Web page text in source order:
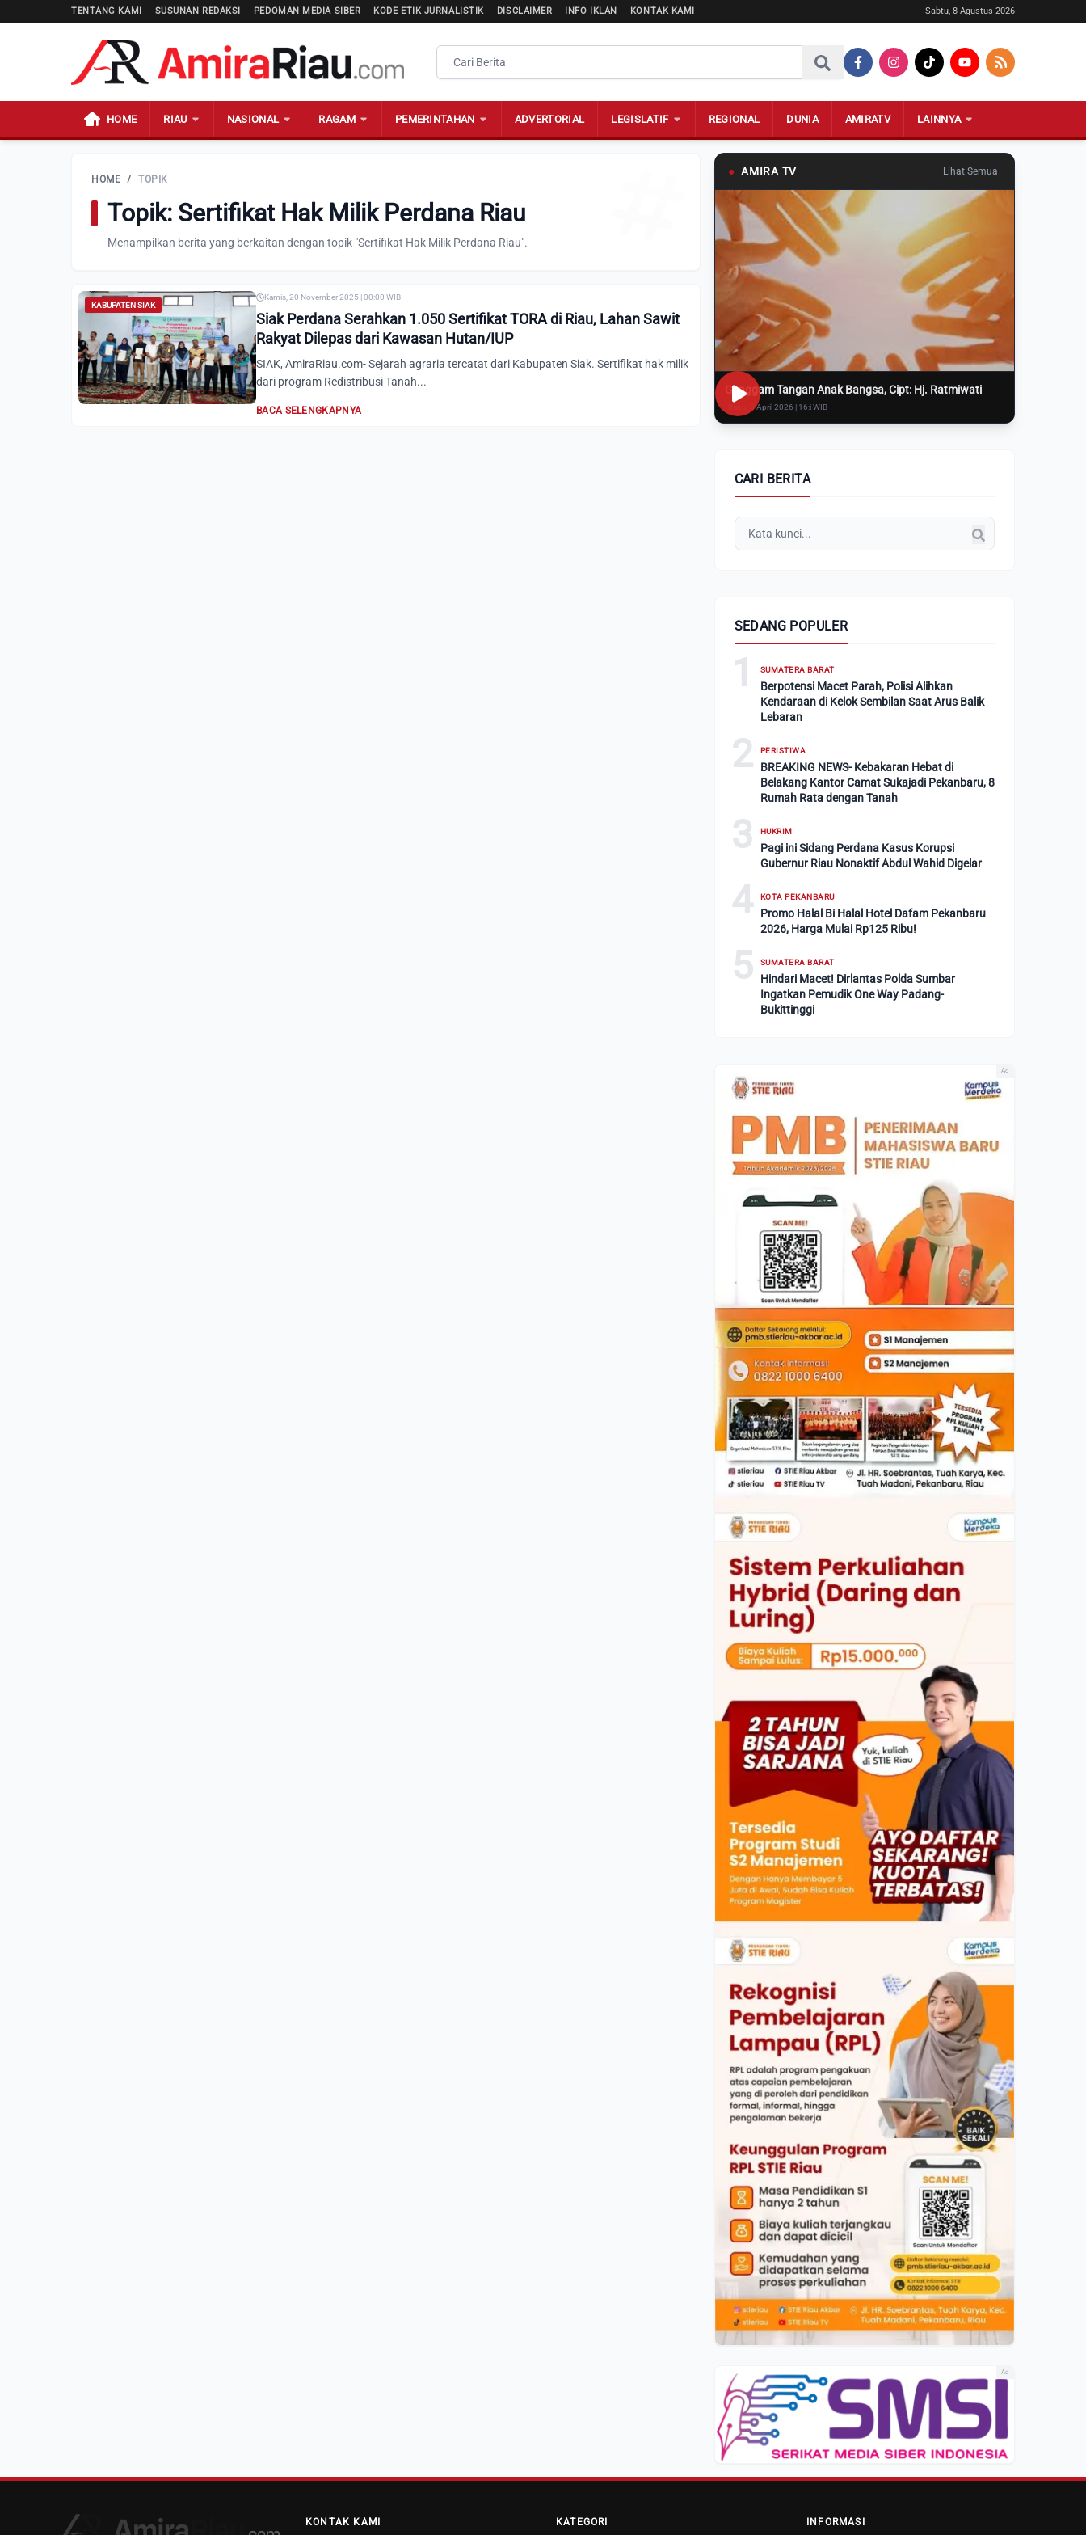
TENTANG KAMI SUSUNAN REDAKSI PEDOMAN MEDIA SIBER KODE ETIK JURNALISTIK DISCLAIMER INFO IKLAN KONTAK KAMI Sabtu, 8 Agustus 2026
HOME RIAU NASIONAL RAGAM PEMERINTAHAN ADVERTORIAL LEGISLATIF REGIONAL DUNIA AMIRATV LAINNYA
HOME / TOPIK
Topik: Sertifikat Hak Milik Perdana Riau
Menampilkan berita yang berkaitan dengan topik "Sertifikat Hak Milik Perdana Riau".
KABUPATEN SIAK
Kamis, 20 November 2025 | 00:00 WIB
Siak Perdana Serahkan 1.050 Sertifikat TORA di Riau, Lahan Sawit
Rakyat Dilepas dari Kawasan Hutan/IUP
SIAK, AmiraRiau.com- Sejarah agraria tercatat dari Kabupaten Siak. Sertifikat hak milik
dari program Redistribusi Tanah...
BACA SELENGKAPNYA
● AMIRA TV Lihat Semua
Genggam Tangan Anak Bangsa, Cipt: Hj. Ratmiwati
Rabu, 8 April 2026 | 16:i WIB
CARI BERITA
SEDANG POPULER
1 SUMATERA BARAT
Berpotensi Macet Parah, Polisi Alihkan
Kendaraan di Kelok Sembilan Saat Arus Balik
Lebaran
2 PERISTIWA
BREAKING NEWS- Kebakaran Hebat di
Belakang Kantor Camat Sukajadi Pekanbaru, 8
Rumah Rata dengan Tanah
3 HUKRIM
Pagi ini Sidang Perdana Kasus Korupsi
Gubernur Riau Nonaktif Abdul Wahid Digelar
4 KOTA PEKANBARU
Promo Halal Bi Halal Hotel Dafam Pekanbaru
2026, Harga Mulai Rp125 Ribu!
5 SUMATERA BARAT
Hindari Macet! Dirlantas Polda Sumbar
Ingatkan Pemudik One Way Padang-
Bukittinggi
Ad
Ad
KONTAK KAMI KATEGORI INFORMASI